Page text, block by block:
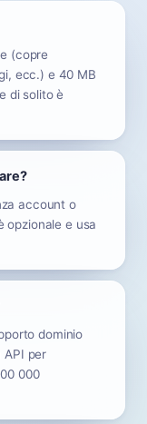
(copre
ecc.) e 40 MB
di solito è
account o
opzionale e usa
dominio
API per
000